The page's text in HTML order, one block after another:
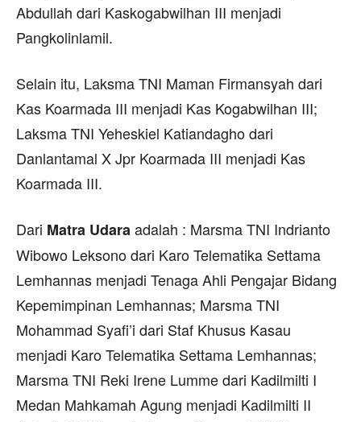
Abdullah dari Kaskogabwilhan III menjadi
Pangkolinlamil.
Selain itu, Laksma TNI Maman Firmansyah dari
Kas Koarmada III menjadi Kas Kogabwilhan III;
Laksma TNI Yeheskiel Katiandagho dari
Danlantamal X Jpr Koarmada III menjadi Kas
Koarmada III.
Dari Matra Udaraadalah : Marsma TNI Indrianto
Wibowo Leksono dari Karo Telematika Settama
Lemhannas menjadi Tenaga Ahli Pengajar Bidang
Kepemimpinan Lemhannas; Marsma TNI
Mohammad Syafi’i dari Staf Khusus Kasau
menjadi Karo Telematika Settama Lemhannas;
Marsma TNI Reki Irene Lumme dari Kadilmilti I
Medan Mahkamah Agung menjadi Kadilmilti II